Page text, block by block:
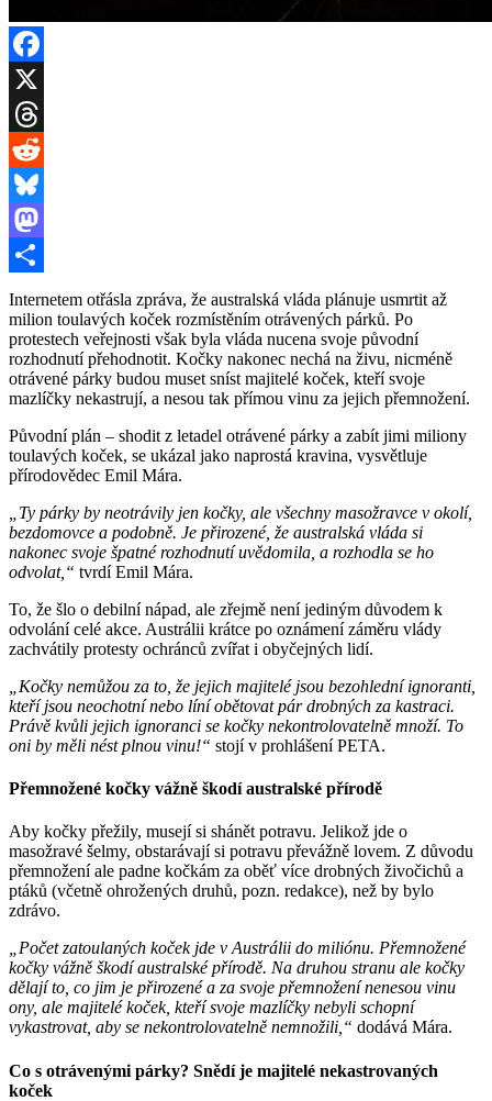
Facebook
X
Threads
Reddit
Bluesky
Mastodon
Share
Internetem otřásla zpráva, že australská vláda plánuje usmrtit až
milion toulavých koček rozmístěním otrávených párků. Po
protestech veřejnosti však byla vláda nucena svoje původní
rozhodnutí přehodnotit. Kočky nakonec nechá na živu, nicméně
otrávené párky budou muset sníst majitelé koček, kteří svoje
mazlíčky nekastrují, a nesou tak přímou vinu za jejich přemnožení.
Původní plán – shodit z letadel otrávené párky a zabít jimi miliony
toulavých koček, se ukázal jako naprostá kravina, vysvětluje
přírodovědec Emil Mára.
„Ty párky by neotrávily jen kočky, ale všechny masožravce v okolí,
bezdomovce a podobně. Je přirozené, že australská vláda si
nakonec svoje špatné rozhodnutí uvědomila, a rozhodla se ho
odvolat,“ tvrdí Emil Mára.
To, že šlo o debilní nápad, ale zřejmě není jediným důvodem k
odvolání celé akce. Austrálii krátce po oznámení záměru vlády
zachvátily protesty ochránců zvířat i obyčejných lidí.
„Kočky nemůžou za to, že jejich majitelé jsou bezohlední ignoranti,
kteří jsou neochotní nebo líní obětovat pár drobných za kastraci.
Právě kvůli jejich ignoranci se kočky nekontrolovatelně množí. To
oni by měli nést plnou vinu!“ stojí v prohlášení PETA.
Přemnožené kočky vážně škodí australské přírodě
Aby kočky přežily, musejí si shánět potravu. Jelikož jde o
masožravé šelmy, obstarávají si potravu převážně lovem. Z důvodu
přemnožení ale padne kočkám za oběť více drobných živočichů a
ptáků (včetně ohrožených druhů, pozn. redakce), než by bylo
zdrávo.
„Počet zatoulaných koček jde v Austrálii do miliónu. Přemnožené
kočky vážně škodí australské přírodě. Na druhou stranu ale kočky
dělají to, co jim je přirozené a za svoje přemnožení nenesou vinu
ony, ale majitelé koček, kteří svoje mazlíčky nebyli schopní
vykastrovat, aby se nekontrolovatelně nemnožili,“ dodává Mára.
Co s otrávenými párky? Snědí je majitelé nekastrovaných
koček